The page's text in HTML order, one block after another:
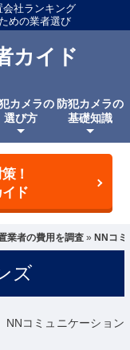
社ランキング
めの業者選び
カイド
カメラの
選び方
防犯カメラの
基礎知識
！
ド
業者の費用を調査 » NNコミ
ズ
NNコミュニケーション